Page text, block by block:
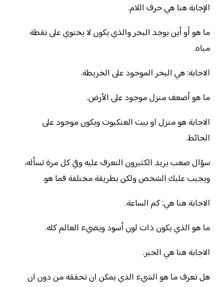
الإجابة هنا هي حرف اللام.
ما هو أو أين يوجد البحر والذي يكون لا يحتوي على نقطة
مياه.
الاجابة: هي البحر الموجود على الخريطة.
ما هو أضعف منزل موجود على الأرض.
الاجابة هو منزل او بيت العنكبوت ويكون موجود على
الحائط.
سؤال صعب يريد الكثيرون التعرف عليه وفي كل مرة تسأله،
ويجيب عليك الشخص ولكن بطريقة مختلفة فما هو.
الاجابة هنا هي: كم الساعة.
ما هو الذي يكون ذات لون أسود ويضيء العالم كله.
الاجابة هنا هي الحبر.
هل تعرف ما هو الشيء الذي يمكن ان تحققه من دون ان